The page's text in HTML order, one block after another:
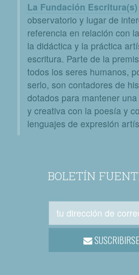
La Fundación Escritura(s)
observatorio y lugar de
referencia en relación con
la didáctica y la práctica
escritura. Parte de la
todos los seres humanos,
serlo, son contadores de
dotados para mantener
y creativa con la poesía y
lenguajes de expresión
BOLETÍN
SUSCRIBIRSE